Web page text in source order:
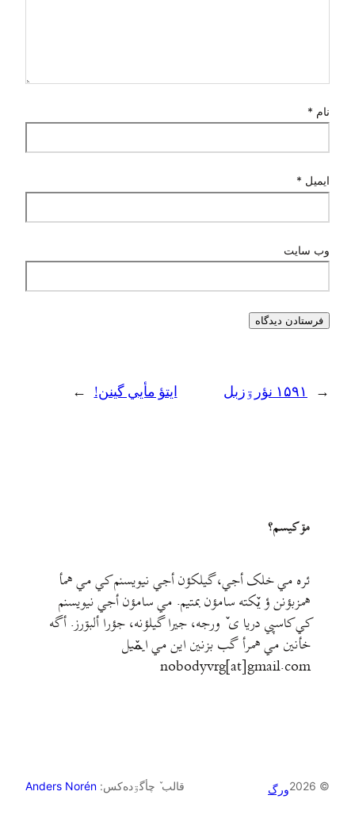
نام *
ایمیل *
وب‌ سایت
← ۱۵۹۱ نؤرۊزبل ایتؤ مأیي گینن! →
مۊ کيسم؟
ئره مي خلک أجي، گيلکؤن أجي نيويسنم کي مي همأ
همزبؤنن ؤ يٚکته سامؤن بمتيم. مي سامؤن أجي نيويسنم
کي کاسپي دريا ی ٚ ورجه، جيرا گيلؤنه، جؤرا ألبۊرز. أگه
خأنين مي همرأ گب بزنين اين مي ايمٚیل‌ ‌
nobodyvrg[at]gmail.com
© 2026 ورگ قالب ٚ چأگۊده‌کس: Anders Norén